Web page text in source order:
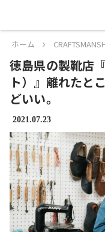
ホーム
徳島県の製靴店
ト）』離れたと
どいい。
2021.07.23